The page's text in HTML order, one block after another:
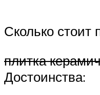
Сколько стоит
плитка
Достоинства: